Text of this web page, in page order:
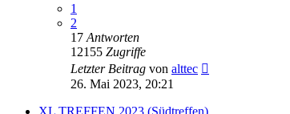
1
2
17 Antworten
12155 Zugriffe
Letzter Beitrag von alttec
26. Mai 2023, 20:21
XL TREFFEN 2023 (Südtreffen)